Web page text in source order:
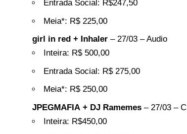
Entrada Social: R$247,50
Meia*: R$ 225,00
girl in red + Inhaler – 27/03 – Audio
Inteira: R$ 500,00
Entrada Social: R$ 275,00
Meia*: R$ 250,00
JPEGMAFIA + DJ Ramemes – 27/03 –
Inteira: R$450,00